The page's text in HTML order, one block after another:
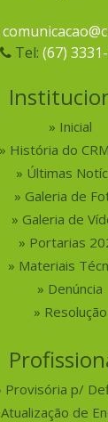
Tel: (67)
Inicial
História do
Últimas
Galeria de
Galeria de
Portarias
Materiais
Denúncia
Resolução
Provisória p/
Atualização de